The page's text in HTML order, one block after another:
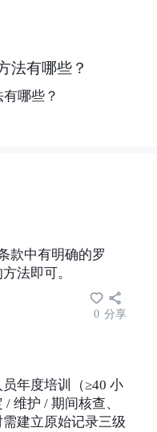
法有哪些？
哪些？
款中有明确的罗
法即可。
0 分享
年度培训（≥40 小
维护 / 期间核查、
建立原始记录三级